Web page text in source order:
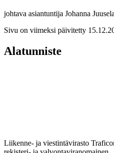
johtava asiantuntija Johanna
Sivu on viimeksi päivitetty
Alatunniste
Liikenne- ja viestintävirasto